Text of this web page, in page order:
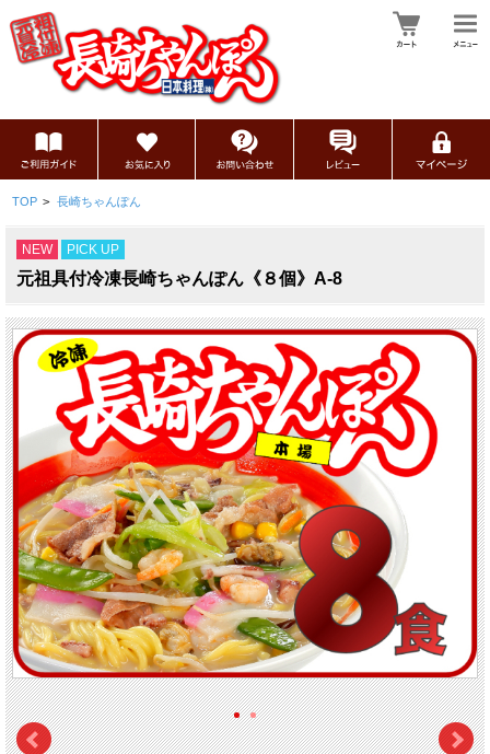
TOP > 長崎ちゃんぽん
NEW PICK UP
元祖具付冷凍長崎ちゃんぽん《８個》A-8